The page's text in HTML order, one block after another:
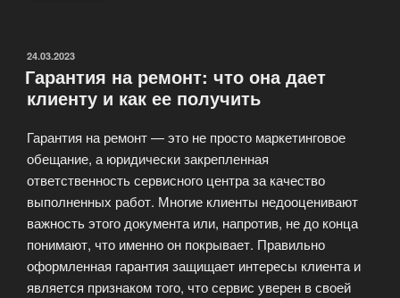
как
определить
без
мастера»
ОПУБЛИКОВАНО
24.03.2023
Гарантия на ремонт: что она дает
клиенту и как ее получить
Гарантия на ремонт — это не просто маркетинговое
обещание, а юридически закрепленная
ответственность сервисного центра за качество
выполненных работ. Многие клиенты недооценивают
важность этого документа или, напротив, не до конца
понимают, что именно он покрывает. Правильно
оформленная гарантия защищает интересы клиента и
является признаком того, что сервис уверен в своей